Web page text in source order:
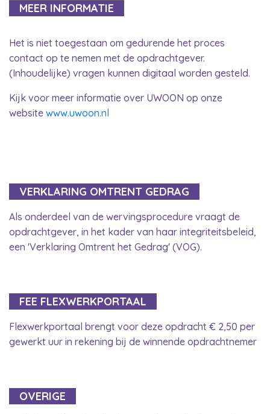
MEER INFORMATIE
Het is niet toegestaan om gedurende het proces
contact op te nemen met de opdrachtgever.
(Inhoudelijke) vragen kunnen digitaal worden gesteld.
Kijk voor meer informatie over UWOON op onze
website www.uwoon.nl
VERKLARING OMTRENT GEDRAG
Als onderdeel van de wervingsprocedure vraagt de
opdrachtgever, in het kader van haar integriteitsbeleid,
een 'Verklaring Omtrent het Gedrag' (VOG).
FEE FLEXWERKPORTAAL
Flexwerkportaal brengt voor deze opdracht € 2,50 per
gewerkt uur in rekening bij de winnende opdrachtnemer
OVERIGE